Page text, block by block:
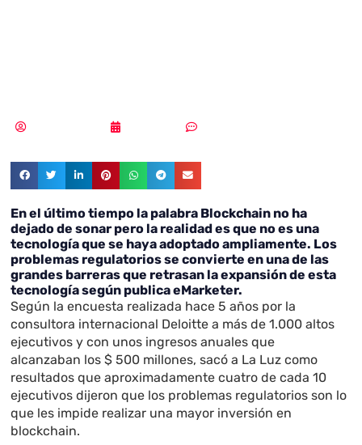
En el último tiempo la palabra Blockchain no ha
dejado de sonar pero la realidad es que no es una
tecnología que se haya adoptado ampliamente. Los
problemas regulatorios se convierte en una de las
grandes barreras que retrasan la expansión de esta
tecnología según publica eMarketer.
Según la encuesta realizada hace 5 años por la
consultora internacional Deloitte a más de 1.000 altos
ejecutivos y con unos ingresos anuales que
alcanzaban los $ 500 millones, sacó a La Luz como
resultados que aproximadamente cuatro de cada 10
ejecutivos dijeron que los problemas regulatorios son lo
que les impide realizar una mayor inversión en
blockchain.